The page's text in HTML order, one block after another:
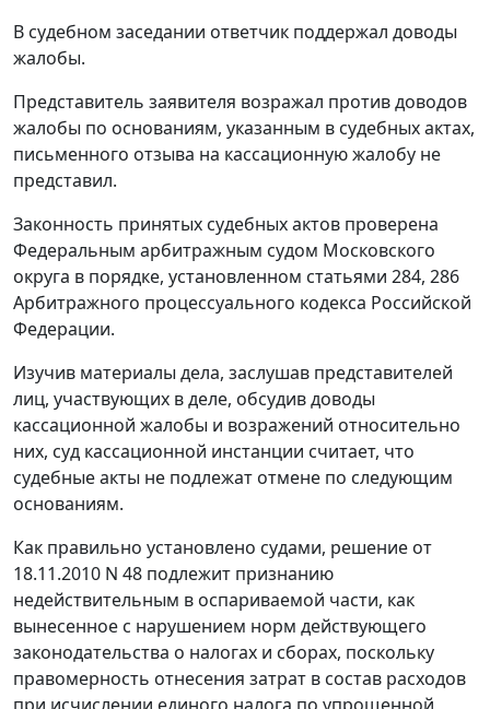
В судебном заседании ответчик поддержал доводы
жалобы.
Представитель заявителя возражал против доводов
жалобы по основаниям, указанным в судебных актах,
письменного отзыва на кассационную жалобу не
представил.
Законность принятых судебных актов проверена
Федеральным арбитражным судом Московского
округа в порядке, установленном статьями 284, 286
Арбитражного процессуального кодекса Российской
Федерации.
Изучив материалы дела, заслушав представителей
лиц, участвующих в деле, обсудив доводы
кассационной жалобы и возражений относительно
них, суд кассационной инстанции считает, что
судебные акты не подлежат отмене по следующим
основаниям.
Как правильно установлено судами, решение от
18.11.2010 N 48 подлежит признанию
недействительным в оспариваемой части, как
вынесенное с нарушением норм действующего
законодательства о налогах и сборах, поскольку
правомерность отнесения затрат в состав расходов